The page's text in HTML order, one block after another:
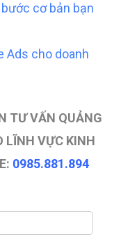
cơ bản bạn
Ads cho doanh
TƯ VẤN QUẢNG
LĨNH VỰC KINH
0985.881.894